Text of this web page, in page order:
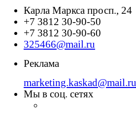
Карла Маркса просп., 24
+7 3812 30-90-50
+7 3812 30-90-60
325466@mail.ru
Реклама
marketing.kaskad@mail.ru
Мы в соц. сетях